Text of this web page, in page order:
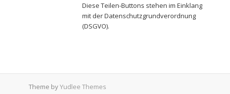
Diese Teilen-Buttons stehen im Einklang
mit der Datenschutzgrundverordnung
(DSGVO).
Theme byYudlee Themes